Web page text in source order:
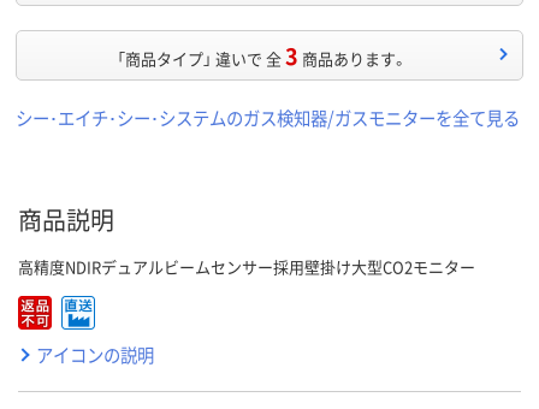
「商品タイプ」 違いで 全3 商品あります。
シー･エイチ･シー･システムのガス検知器/ガスモニターを全て見る
商品説明
高精度NDIRデュアルビームセンサー採用壁掛け大型CO2モニター
アイコンの説明